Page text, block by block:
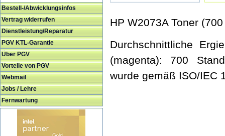
Bestell-/Abwicklungsinfos
Vertrag widerrufen
Dienstleistung/Reparatur
PGV KTL-Garantie
Über PGV
Vorteile von PGV
Webmail
Jobs / Lehre
Fernwartung
HP W2073A Toner
Durchschnittliche
(magenta): 700
wurde gemäß ISO/IEC